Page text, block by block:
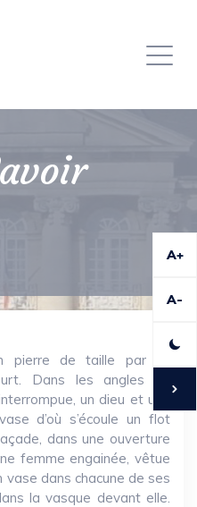
pierre de taille par un
Dans les angles du
un dieu et une
d’où s’écoule un flot
dans une ouverture
femme engainée, vêtue
vase dans chacune de ses
la vasque devant elle.
A+
A-